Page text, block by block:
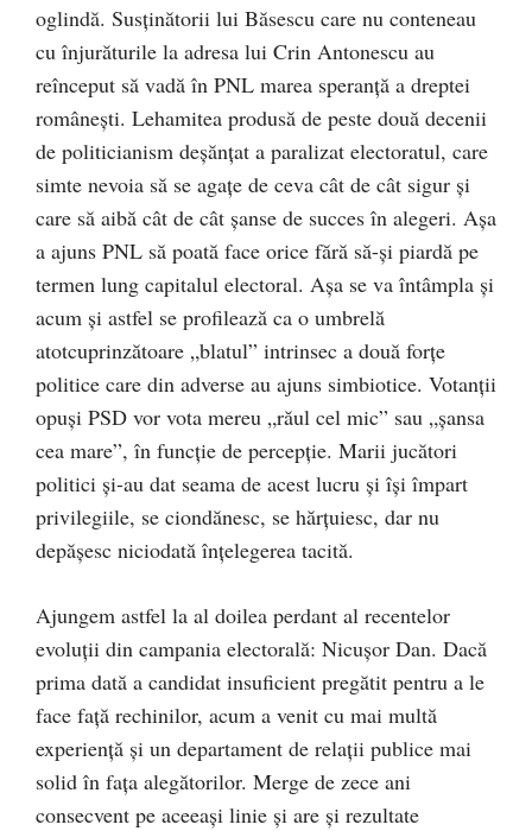
oglindă. Susţinătorii lui Băsescu care nu conteneau
cu înjurăturile la adresa lui Crin Antonescu au
reînceput să vadă în PNL marea speranţă a dreptei
româneşti. Lehamitea produsă de peste două decenii
de politicianism deşănţat a paralizat electoratul, care
simte nevoia să se agaţe de ceva cât de cât sigur şi
care să aibă cât de cât şanse de succes în alegeri. Aşa
a ajuns PNL să poată face orice fără să-şi piardă pe
termen lung capitalul electoral. Aşa se va întâmpla şi
acum şi astfel se profilează ca o umbrelă
atotcuprinzătoare „blatul” intrinsec a două forţe
politice care din adverse au ajuns simbiotice. Votanţii
opuşi PSD vor vota mereu „răul cel mic” sau „şansa
cea mare”, în funcţie de percepţie. Marii jucători
politici şi-au dat seama de acest lucru şi îşi împart
privilegiile, se ciondănesc, se hărţuiesc, dar nu
depăşesc niciodată înţelegerea tacită.
Ajungem astfel la al doilea perdant al recentelor
evoluţii din campania electorală: Nicuşor Dan. Dacă
prima dată a candidat insuficient pregătit pentru a le
face faţă rechinilor, acum a venit cu mai multă
experienţă şi un departament de relaţii publice mai
solid în faţa alegătorilor. Merge de zece ani
consecvent pe aceeaşi linie şi are şi rezultate